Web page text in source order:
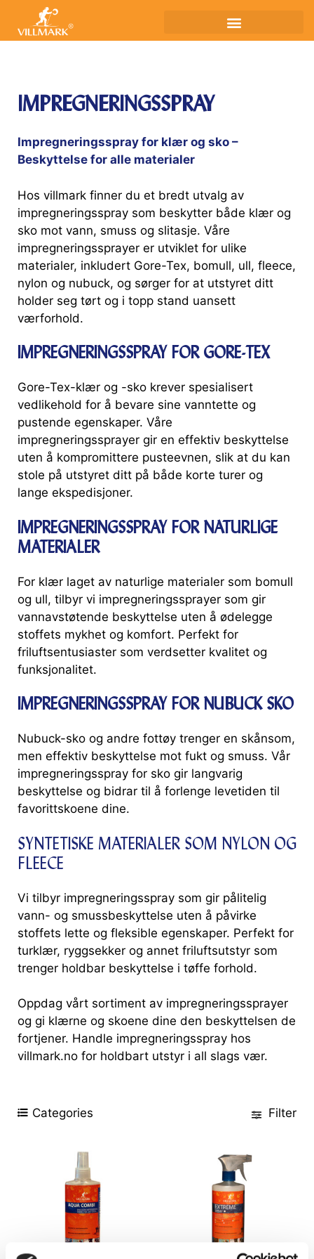
IMPREGNERINGSSPRAY
Impregneringsspray for klær og sko –
Beskyttelse for alle materialer
Hos villmark finner du et bredt utvalg av
impregneringsspray som beskytter både klær og
sko mot vann, smuss og slitasje. Våre
impregneringssprayer er utviklet for ulike
materialer, inkludert Gore-Tex, bomull, ull, fleece,
nylon og nubuck, og sørger for at utstyret ditt
holder seg tørt og i topp stand uansett
værforhold.
IMPREGNERINGSSPRAY FOR GORE-TEX
Gore-Tex-klær og -sko krever spesialisert
vedlikehold for å bevare sine vanntette og
pustende egenskaper. Våre
impregneringssprayer gir en effektiv beskyttelse
uten å kompromittere pusteevnen, slik at du kan
stole på utstyret ditt på både korte turer og
lange ekspedisjoner.
IMPREGNERINGSSPRAY FOR NATURLIGE
MATERIALER
For klær laget av naturlige materialer som bomull
og ull, tilbyr vi impregneringssprayer som gir
vannavstøtende beskyttelse uten å ødelegge
stoffets mykhet og komfort. Perfekt for
friluftsentusiaster som verdsetter kvalitet og
funksjonalitet.
IMPREGNERINGSSPRAY FOR NUBUCK SKO
Nubuck-sko og andre fottøy trenger en skånsom,
men effektiv beskyttelse mot fukt og smuss. Vår
impregneringsspray for sko gir langvarig
beskyttelse og bidrar til å forlenge levetiden til
favorittskoene dine.
SYNTETISKE MATERIALER SOM NYLON OG
FLEECE
Vi tilbyr impregneringsspray som gir pålitelig
vann- og smussbeskyttelse uten å påvirke
stoffets lette og fleksible egenskaper. Perfekt for
turklær, ryggsekker og annet friluftsutstyr som
trenger holdbar beskyttelse i tøffe forhold.
Oppdag vårt sortiment av impregneringssprayer
og gi klærne og skoene dine den beskyttelsen de
fortjener. Handle impregneringsspray hos
villmark.no for holdbart utstyr i all slags vær.
Categories Filter